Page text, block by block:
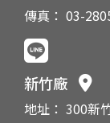
傳真： 03-
新竹廠
地址： 300新